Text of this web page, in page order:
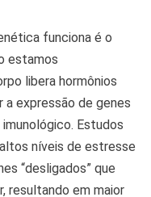
funciona é o
estamos
libera hormônios
expressão de genes
Estudos
níveis de estresse
“desligados” que
resultando em maior